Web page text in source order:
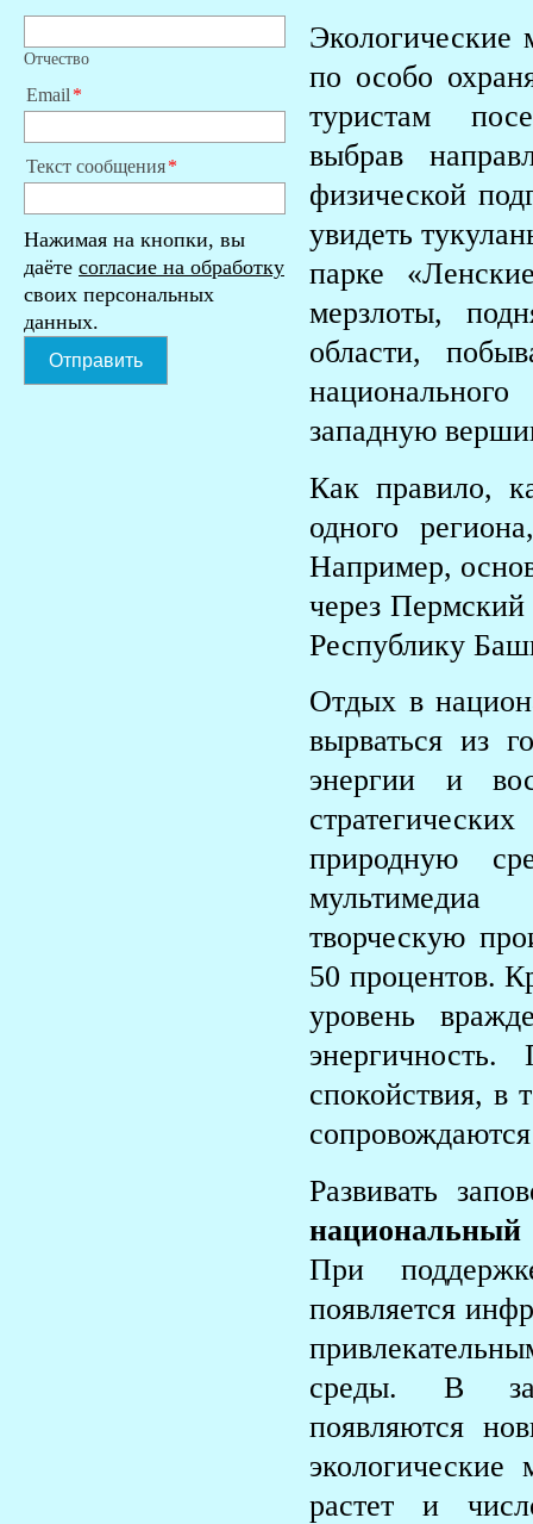
Отчество
Email
Текст сообщения
Нажимая на кнопки, вы
даёте согласие на обработку
своих персональных
данных.
Отправить
Экологические
по особо
туристам
выбрав
физической
увидеть
парке
мерзлоты,
области,
западную
Как правило,
одного
Например,
через
Республику
Отдых в
вырваться из
энергии и
природную
мультимедиа
творческую
50 процентов.
уровень
спокойствия, в
Развивать
национальный
При
появляется
среды. В
появляются
растет и